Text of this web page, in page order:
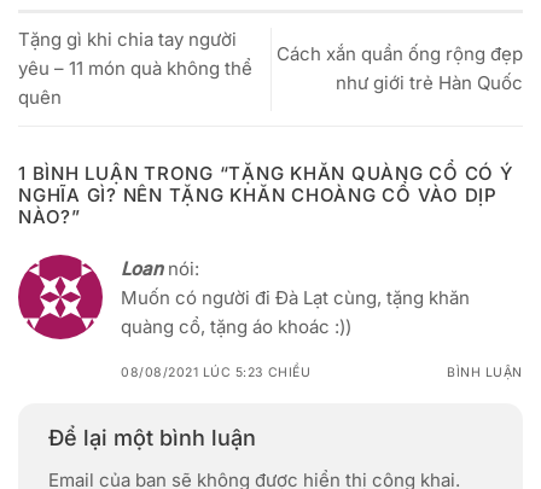
Tặng gì khi chia tay người
yêu – 11 món quà không thể
quên
Cách xắn quần ống rộng đẹp
như giới trẻ Hàn Quốc
1 BÌNH LUẬN TRONG “TẶNG KHĂN QUÀNG CỔ CÓ Ý
NGHĨA GÌ? NÊN TẶNG KHĂN CHOÀNG CỔ VÀO DỊP
NÀO?”
Loan nói:
Muốn có người đi Đà Lạt cùng, tặng khăn
quàng cổ, tặng áo khoác :))
08/08/2021 LÚC 5:23 CHIỀU BÌNH LUẬN
Để lại một bình luận
Email của bạn sẽ không được hiển thị công khai.